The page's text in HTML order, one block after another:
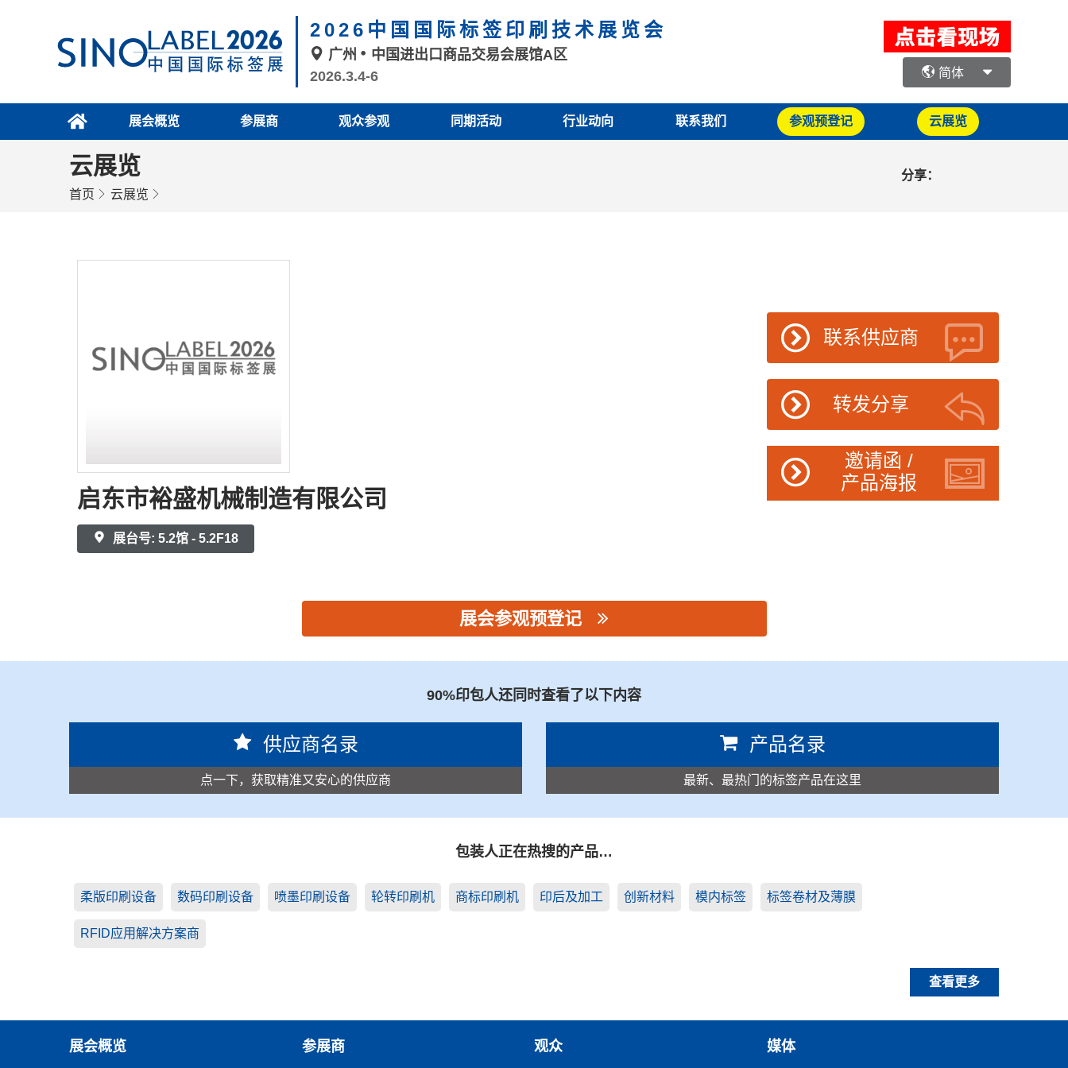
2026中国国际标签印刷技术展览会
广州
中国进出口商品交易会展馆A区
2026.3.4-6
简体
展会概览 参展商 观众参观 同期活动 行业动向 联系我们 参观预登记 云展览
云展览
首页 云展览
分享：
启东市裕盛机械制造有限公司
展台号: 5.2馆 - 5.2F18
联系供应商
转发分享
邀请函 /
产品海报
展会参观预登记
90%印包人还同时查看了以下内容
供应商名录
点一下，获取精准又安心的供应商
产品名录
最新、最热门的标签产品在这里
包装人正在热搜的产品…
柔版印刷设备 数码印刷设备 喷墨印刷设备 轮转印刷机 商标印刷机 印后及加工 创新材料 模内标签 标签卷材及薄膜
RFID应用解决方案商
查看更多
展会概览 参展商 观众 媒体